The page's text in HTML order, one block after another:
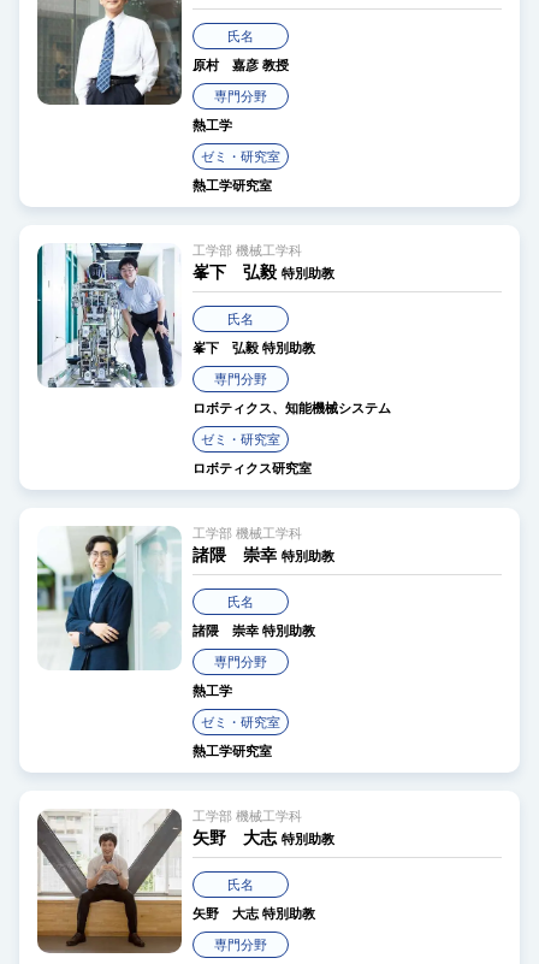
氏名
原村 嘉彦 教授
専門分野
熱工学
ゼミ・研究室
熱工学研究室
工学部 機械工学科
峯下 弘毅 特別助教
氏名
峯下 弘毅 特別助教
専門分野
ロボティクス、知能機械システム
ゼミ・研究室
ロボティクス研究室
工学部 機械工学科
諸隈 崇幸 特別助教
氏名
諸隈 崇幸 特別助教
専門分野
熱工学
ゼミ・研究室
熱工学研究室
工学部 機械工学科
矢野 大志 特別助教
氏名
矢野 大志 特別助教
専門分野